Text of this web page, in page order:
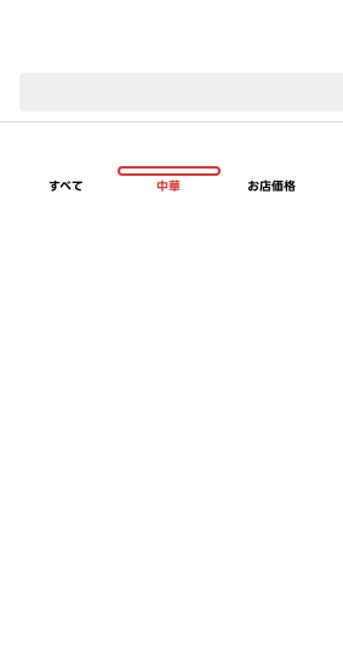
すべて 中華 お店価格